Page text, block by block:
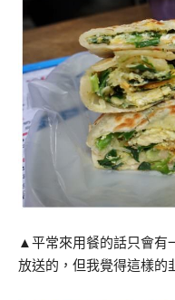
▲平常來用餐的話只會有
放送的，但我覺得這樣的